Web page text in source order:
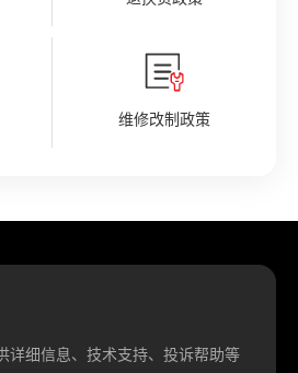
维修改制政策
详细信息、技术支持、投诉帮助等